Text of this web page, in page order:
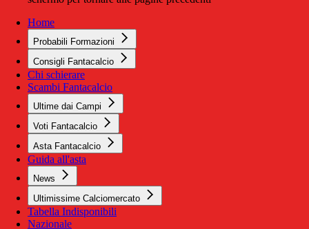
Home
Probabili Formazioni
Consigli Fantacalcio
Chi schierare
Scambi Fantacalcio
Ultime dai Campi
Voti Fantacalcio
Asta Fantacalcio
Guida all'asta
News
Ultimissime Calciomercato
Tabella Indisponibili
Nazionale